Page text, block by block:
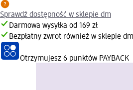
Sprawdź dostępność w sklepie dm
Darmowa wysyłka od 169 zł
Bezpłatny zwrot również w sklepie dm
Otrzymujesz 6 punktów PAYBACK